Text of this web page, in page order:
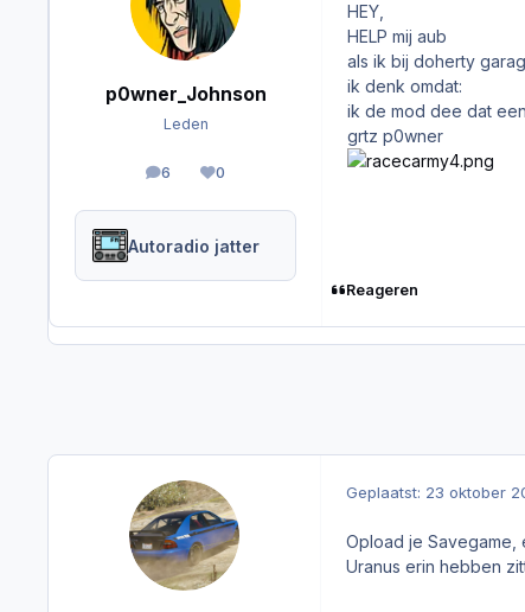
p0wner_Johnson
Leden
6
berichten
0
Reputation
Autoradio jatter
HEY,
HELP mij aub
als ik bij doherty
ik denk omdat:
ik de mod dee dat
grtz p0wner
Reageren
Geplaatst: 23 oktober
Opload je Savegame,
Uranus erin hebben